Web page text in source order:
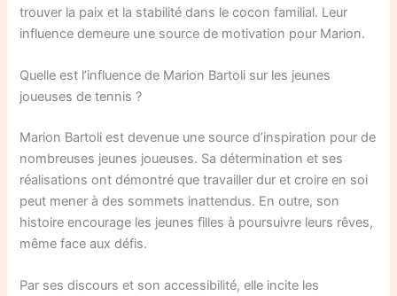
trouver la paix et la stabilité dans le cocon familial. Leur
influence demeure une source de motivation pour Marion.
Quelle est l’influence de Marion Bartoli sur les jeunes
joueuses de tennis ?
Marion Bartoli est devenue une source d’inspiration pour de
nombreuses jeunes joueuses. Sa détermination et ses
réalisations ont démontré que travailler dur et croire en soi
peut mener à des sommets inattendus. En outre, son
histoire encourage les jeunes filles à poursuivre leurs rêves,
même face aux défis.
Par ses discours et son accessibilité, elle incite les